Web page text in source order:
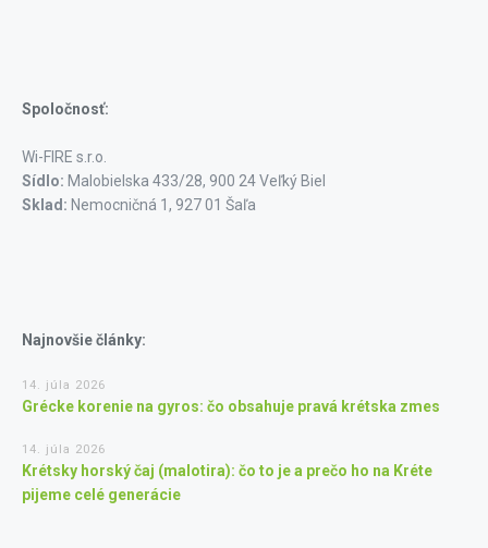
Spoločnosť:
Wi-FIRE s.r.o.
Sídlo: Malobielska 433/28, 900 24 Veľký Biel
Sklad: Nemocničná 1, 927 01 Šaľa
Najnovšie články:
14. júla 2026
Grécke korenie na gyros: čo obsahuje pravá krétska zmes
14. júla 2026
Krétsky horský čaj (malotira): čo to je a prečo ho na Kréte
pijeme celé generácie